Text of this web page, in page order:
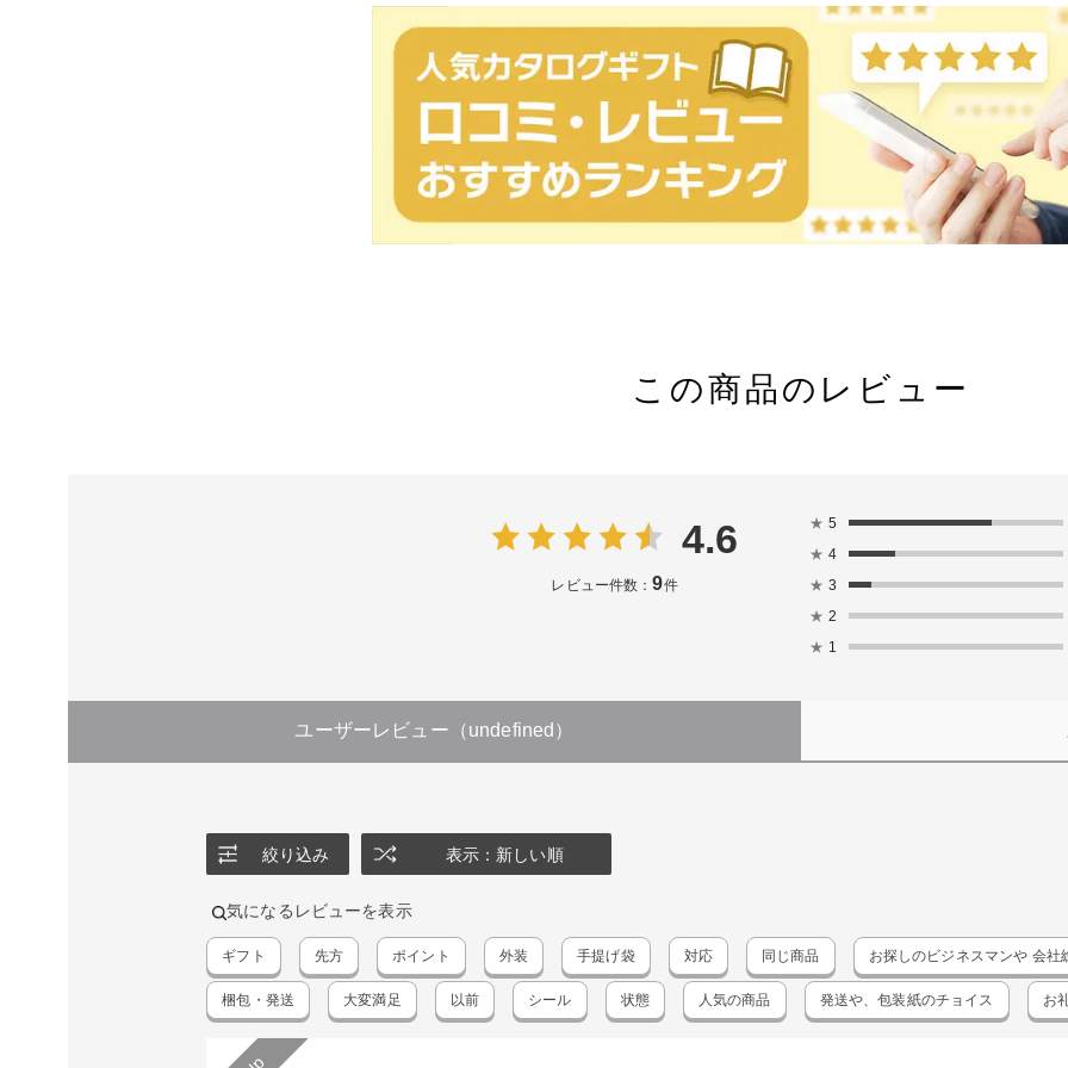
この商品のレビュー
4.6
レビュー件数：9件
★ 5
★ 4
★ 3
★ 2
★ 1
ユーザーレビュー （undefined）
絞り込み 表示：新しい順
気になるレビューを表示
ギフト 先方 ポイント 外装 手提げ袋 対応 同じ商品 お探しのビジネスマンや 会社
梱包・発送 大変満足 以前 シール 状態 人気の商品 発送や、包装紙のチョイス お